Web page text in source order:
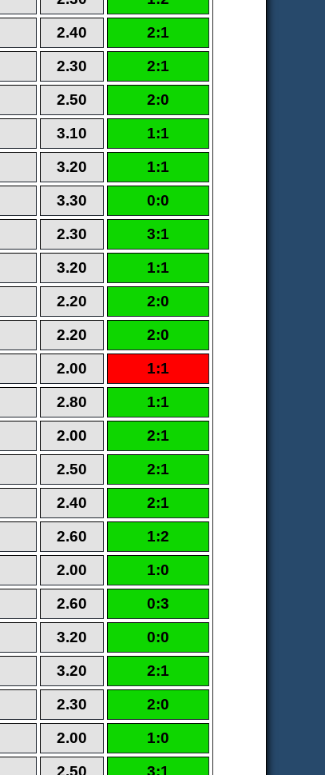
2.40
2:1
2.30
2:1
2.50
2:0
3.10
1:1
3.20
1:1
3.30
0:0
2.30
3:1
3.20
1:1
2.20
2:0
2.20
2:0
2.00
1:1
2.80
1:1
2.00
2:1
2.50
2:1
2.40
2:1
2.60
1:2
2.00
1:0
2.60
0:3
3.20
0:0
3.20
2:1
2.30
2:0
2.00
1:0
2.50 3:1